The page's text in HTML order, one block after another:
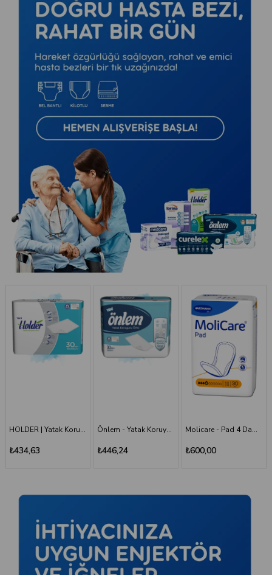
Önlem - Yatak Koruyucu 60*90 - 30'lu Paket
₺446,24
Molicare - Pad 4 Damla - Mesane Pedi
₺600,00
Holder - Belbantlı Hasta Bezi - S - 120 Adet, 4 Paket
₺1.660,00